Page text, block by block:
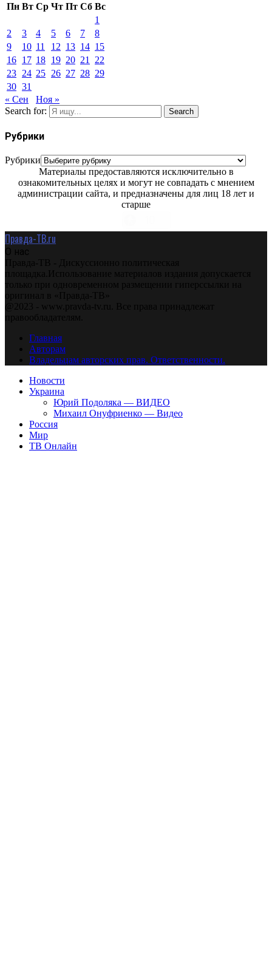
Пн Вт Ср Чт Пт Сб Вс
1
2
3 4 5 6 7
8
9
10 11 12 13 14 15
16 17 18 19 20 21
22
23 24 25 26 27 28 29
30 31
« Сен
Ноя »
Search for:
Search
Рубрики
Рубрики
Материалы предоставляются исключительно в
ознакомительных целях и могут не совпадать с мнением
администрации сайта, и предназначены для лиц 18 лет и
старше
Правда-ТВ.ru
О нас
Правда-ТВ - Дискуссионно политическая
площадка.Использование материалов издания допускается
только при одновременном размещении гиперссылки на
оригинал в «Правда-ТВ»
@2023 - www.pravda-tv.ru. Все права принадлежат
правообладателям.
Главная
Авторам
Владельцам авторских прав. Ответственности.
Новости
Украина
Юрий Подоляка — ВИДЕО
Михаил Онуфриенко — Видео
Россия
Мир
ТВ Онлайн